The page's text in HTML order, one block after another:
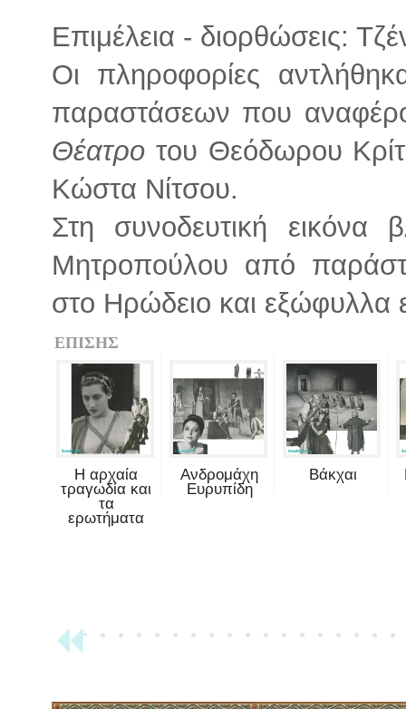
Επιμέλεια - διορθώσεις:
Οι πληροφορίες
παραστάσεων που
Θέατρο του Θεόδωρου
Κώστα Νίτσου.
Στη συνοδευτική εικόνα
Μητροπούλου από
στο Ηρώδειο και εξώφυλλα
ΕΠΙΣΗΣ
Η αρχαία
τραγωδία και
τα
ερωτήματα
Ανδρομάχη
Ευρυπίδη
Βάκχαι